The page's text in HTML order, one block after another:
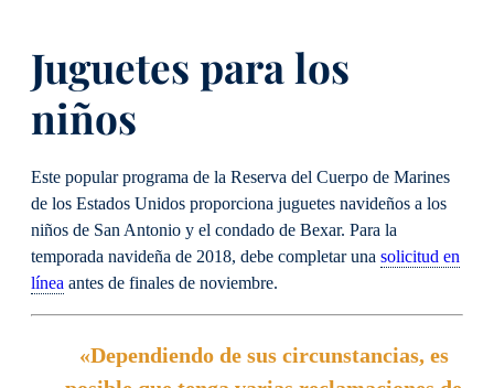
Juguetes para los
niños
Este popular programa de la Reserva del Cuerpo de Marines
de los Estados Unidos proporciona juguetes navideños a los
niños de San Antonio y el condado de Bexar. Para la
temporada navideña de 2018, debe completar una solicitud en
línea antes de finales de noviembre.
«Dependiendo de sus circunstancias, es